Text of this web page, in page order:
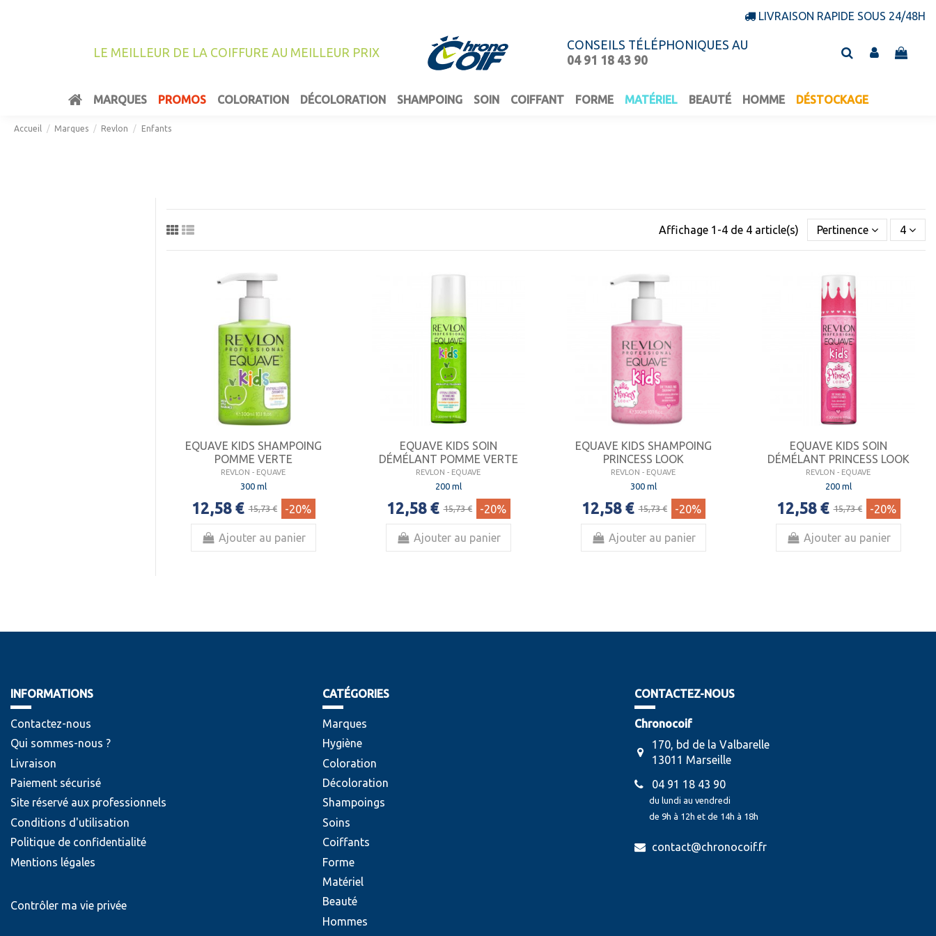
LIVRAISON RAPIDE SOUS 24/48H
LE MEILLEUR DE LA COIFFURE AU MEILLEUR PRIX
CONSEILS TÉLÉPHONIQUES AU
04 91 18 43 90
MARQUES PROMOS COLORATION DÉCOLORATION SHAMPOING SOIN COIFFANT FORME MATÉRIEL BEAUTÉ HOMME DÉSTOCKAGE
Accueil Marques Revlon Enfants
Affichage 1-4 de 4 article(s) Pertinence 4
EQUAVE KIDS SHAMPOING
POMME VERTE
REVLON - EQUAVE
300 ml
12,58 € 15,73 € -20%
Ajouter au panier
EQUAVE KIDS SOIN
DÉMÉLANT POMME VERTE
REVLON - EQUAVE
200 ml
12,58 € 15,73 € -20%
Ajouter au panier
EQUAVE KIDS SHAMPOING
PRINCESS LOOK
REVLON - EQUAVE
300 ml
12,58 € 15,73 € -20%
Ajouter au panier
EQUAVE KIDS SOIN
DÉMÉLANT PRINCESS LOOK
REVLON - EQUAVE
200 ml
12,58 € 15,73 € -20%
Ajouter au panier
INFORMATIONS
Contactez-nous
Qui sommes-nous ?
Livraison
Paiement sécurisé
Site réservé aux professionnels
Conditions d'utilisation
Politique de confidentialité
Mentions légales
Contrôler ma vie privée
CATÉGORIES
Marques
Hygiène
Coloration
Décoloration
Shampoings
Soins
Coiffants
Forme
Matériel
Beauté
Hommes
CONTACTEZ-NOUS
Chronocoif
170, bd de la Valbarelle
13011 Marseille
04 91 18 43 90
du lundi au vendredi
de 9h à 12h et de 14h à 18h
contact@chronocoif.fr